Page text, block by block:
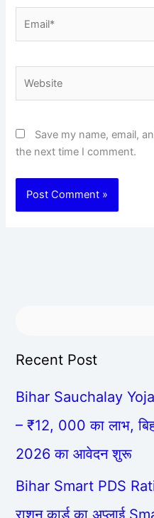
Save my name, email,
the next time I comment.
Recent Post
Bihar Sauchalay
– ₹12, 000 का लाभ,
2026 का आवेदन शुरू
Bihar Smart PDS